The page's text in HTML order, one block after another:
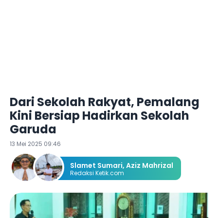
Dari Sekolah Rakyat, Pemalang
Kini Bersiap Hadirkan Sekolah
Garuda
13 Mei 2025 09:46
Slamet Sumari, Aziz Mahrizal
Redaksi Ketik.com